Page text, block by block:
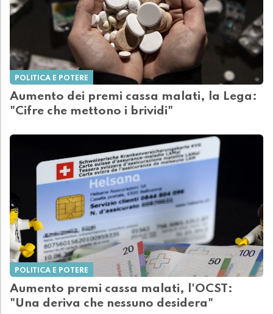
POLITICA E POTERE
Aumento dei premi cassa malati, la Lega:
"Cifre che mettono i brividi"
POLITICA E POTERE
Aumento premi cassa malati, l'OCST:
"Una deriva che nessuno desidera"